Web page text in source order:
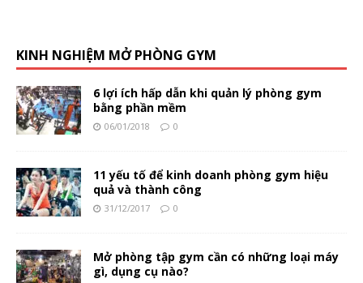
KINH NGHIỆM MỞ PHÒNG GYM
6 lợi ích hấp dẫn khi quản lý phòng gym
bằng phần mềm
06/01/2018 0
11 yếu tố để kinh doanh phòng gym hiệu
quả và thành công
31/12/2017 0
Mở phòng tập gym cần có những loại máy
gì, dụng cụ nào?